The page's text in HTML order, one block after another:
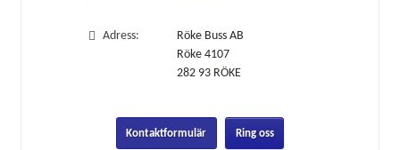
Adress:
Röke Buss AB
Röke 4107
282 93 RÖKE
Kontaktformulär Ring oss